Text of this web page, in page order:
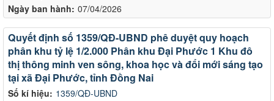
Ngày ban hành: 07/04/2026
Số kí hiệu: 1359/QĐ-UBND
Quyết định số 1359/QĐ-UBND phê duyệt quy hoạch
phân khu tỷ lệ 1/2.000 Phân khu Đại Phước 1 Khu đô
thị thông minh ven sông, khoa học và đổi mới sáng tạo
tại xã Đại Phước, tỉnh Đồng Nai